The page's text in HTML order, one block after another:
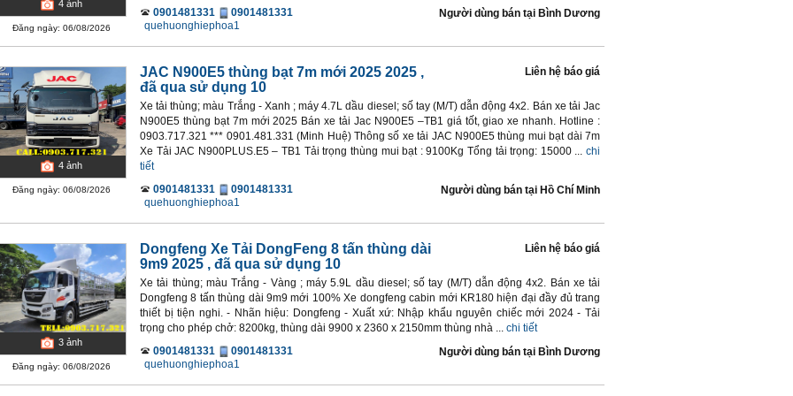
4 ảnh
Đăng ngày: 06/08/2026
0901481331
0901481331
quehuonghiephoa1
Người dùng bán tại Bình Dương
4 ảnh
Đăng ngày: 06/08/2026
JAC N900E5 thùng bạt 7m mới 2025 2025 ,
đã qua sử dụng 10
Liên hệ báo giá
Xe tải thùng; màu Trắng - Xanh ; máy 4.7L dầu diesel; số tay (M/T) dẫn động 4x2. Bán xe tải Jac
N900E5 thùng bạt 7m mới 2025 Bán xe tải Jac N900E5 –TB1 giá tốt, giao xe nhanh. Hotline :
0903.717.321 *** 0901.481.331 (Minh Huệ) Thông số xe tải JAC N900E5 thùng mui bạt dài 7m
Xe Tải JAC N900PLUS.E5 – TB1 Tải trọng thùng mui bạt : 9100Kg Tổng tải trọng: 15000 ... chi
tiết
0901481331
0901481331
quehuonghiephoa1
Người dùng bán tại Hồ Chí Minh
3 ảnh
Đăng ngày: 06/08/2026
Dongfeng Xe Tải DongFeng 8 tấn thùng dài
9m9 2025 , đã qua sử dụng 10
Liên hệ báo giá
Xe tải thùng; màu Trắng - Vàng ; máy 5.9L dầu diesel; số tay (M/T) dẫn động 4x2. Bán xe tải
Dongfeng 8 tấn thùng dài 9m9 mới 100% Xe dongfeng cabin mới KR180 hiện đại đầy đủ trang
thiết bị tiện nghi. - Nhãn hiệu: Dongfeng - Xuất xứ: Nhập khẩu nguyên chiếc mới 2024 - Tải
trọng cho phép chở: 8200kg, thùng dài 9900 x 2360 x 2150mm thùng nhà ... chi tiết
0901481331
0901481331
quehuonghiephoa1
Người dùng bán tại Bình Dương